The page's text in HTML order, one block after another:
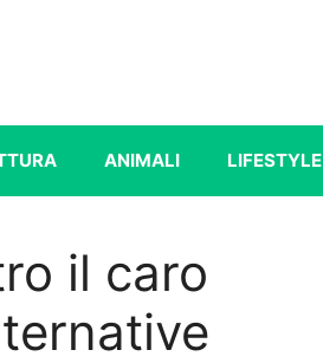
ANIMALI LIFESTYLE
il caro